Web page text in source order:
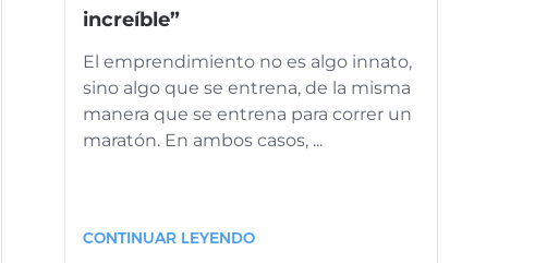
increíble”
El emprendimiento no es algo innato,
sino algo que se entrena, de la misma
manera que se entrena para correr un
maratón. En ambos casos, ...
CONTINUAR LEYENDO